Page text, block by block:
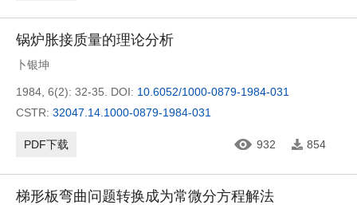
锅炉胀接质量的理论分析
卜银坤
1984, 6(2): 32-35. DOI: 10.6052/1000-0879-1984-031
CSTR: 32047.14.1000-0879-1984-031
PDF下载 932 854
梯形板弯曲问题转换成为常微分方程解法